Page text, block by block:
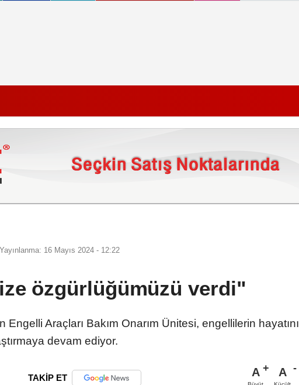
Yayınlanma: 16 Mayıs 2024 - 12:22
özgürlüğümüzü verdi"
Araçları Bakım Onarım Ünitesi, engellilerin hayatını
devam ediyor.
TAKİP ET A A